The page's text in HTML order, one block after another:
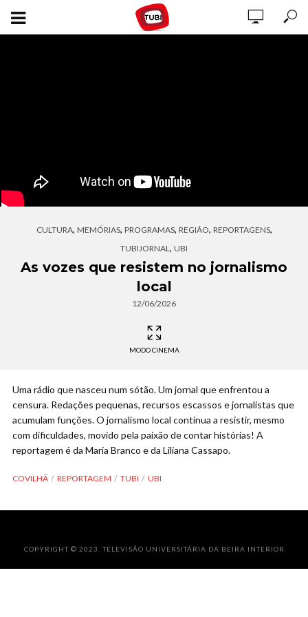
CULTURA, MEMÓRIAS, PROGRAMAS, REGIÃO, REPORTAGENS,
TUBIJORNAL, UBI
As vozes que resistem no jornalismo
local
12/06/2026
MODO CINEMA
Uma rádio que nasceu num sótão. Um jornal que enfrentou a
censura. Redações pequenas, recursos escassos e jornalistas que
acumulam funções. O jornalismo local continua a resistir, mesmo
com dificuldades, movido pela paixão de contar histórias! A
reportagem é da Maria Branco e da Liliana Cassapo.
COVILHÃ REPORTAGEM TUBI UBI
COPYRIGHT © 2023. TELEVISÃO UNIVERSITÁRIA DA BEIRA INTERIOR